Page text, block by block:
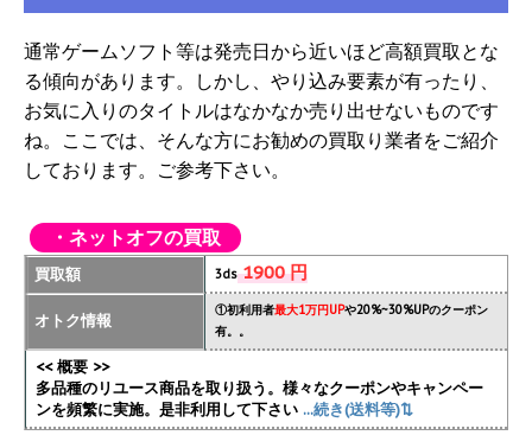
通常ゲームソフト等は発売日から近いほど高額買取とな
る傾向があります。しかし、やり込み要素が有ったり、
お気に入りのタイトルはなかなか売り出せないものです
ね。ここでは、そんな方にお勧めの買取り業者をご紹介
しております。ご参考下さい。
・ネットオフの買取
買取額 3ds1900 円
オトク情報
①初利用者最大1万円UPや20%~30%UPのクーポン
有。。
<< 概要 >>
多品種のリユース商品を取り扱う。様々なクーポンやキャンペー
ンを頻繁に実施。是非利用して下さい ...続き(送料等)⇅